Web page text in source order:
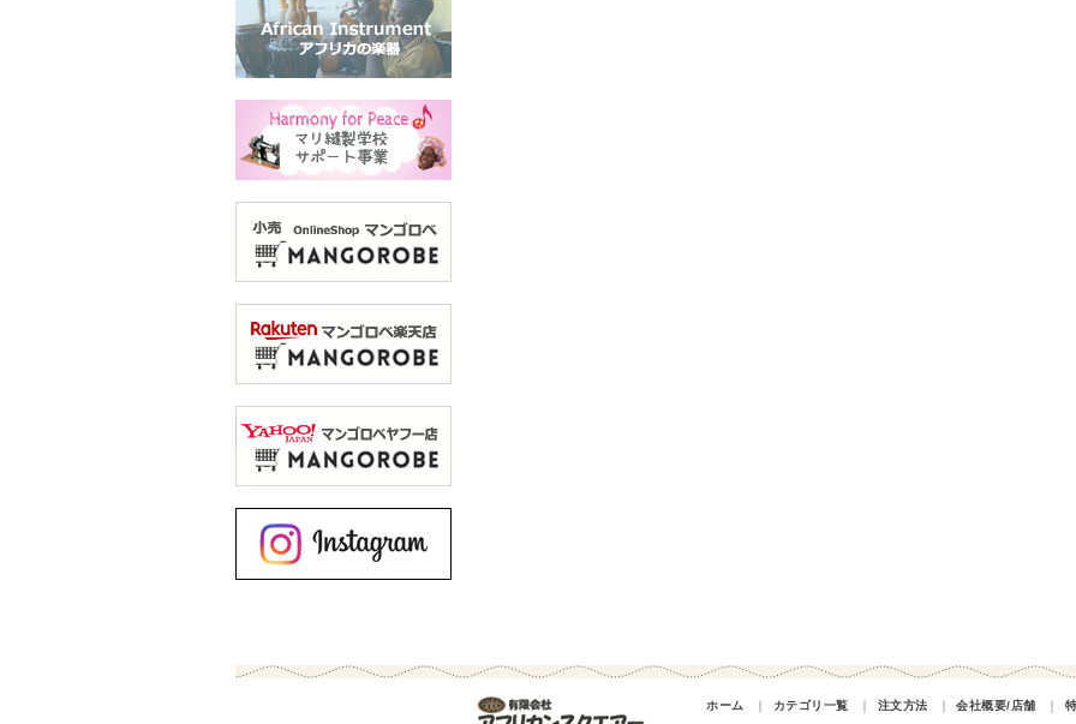
ホーム ｜ カテゴリ一覧 ｜ 注文方法 ｜ 会社概要/店舗 ｜